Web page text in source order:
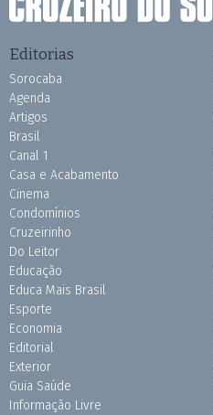
Editorias
Sorocaba
Agenda
Artigos
Brasil
Canal 1
Casa e Acabamento
Cinema
Condomínios
Cruzeirinho
Do Leitor
Educação
Educa Mais Brasil
Esporte
Economia
Editorial
Exterior
Guia Saúde
Informação Livre